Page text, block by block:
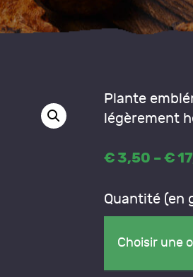
Plante
légèrement
€ 3,50 –€17
Quantité (en